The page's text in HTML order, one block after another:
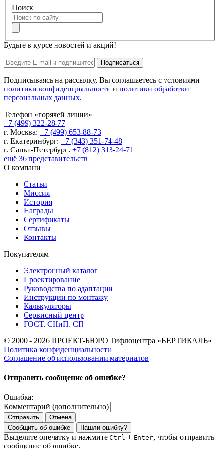
Поиск
Будьте в курсе новостей и акций!
Подписаться
Подписываясь на рассылку, Вы соглашаетесь с условиями
политики конфиденциальности и политики обработки
персональных данных.
Телефон «горячей линии»
+7 (499) 322-28-77
г. Москва: +7 (499) 653-88-73
г. Екатеринбург: +7 (343) 351-74-48
г. Санкт-Петербург: +7 (812) 313-24-71
ещё 36 представительств
О компани
Статьи
Миссия
История
Награды
Сертификаты
Отзывы
Контакты
Покупателям
Электронный каталог
Проектирование
Руководства по адаптации
Инструкции по монтажу
Калькуляторы
Сервисный центр
ГОСТ, СНиП, СП
© 2000 - 2026 ПРОЕКТ-БЮРО Тифлоцентра «ВЕРТИКАЛЬ»
Политика конфиденциальности
Соглашение об использовании материалов
Отправить сообщение об ошибке?
Ошибка:
Комментарий (дополнительно)
Отправить
Отмена
Сообщить об ошибке
Нашли ошибку?
Выделите опечатку и нажмите Ctrl + Enter, чтобы отправить
сообщение об ошибке.